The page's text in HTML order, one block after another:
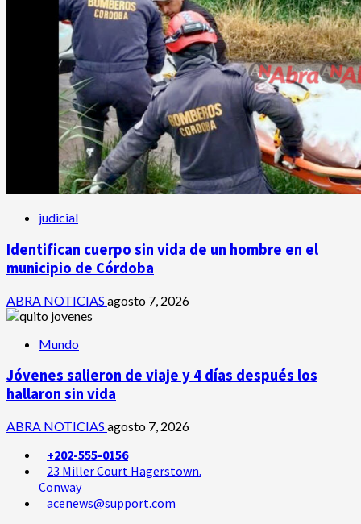
judicial
Identifican cuerpo sin vida de un hombre en el
municipio de Córdoba
ABRA NOTICIAS agosto 7, 2026
Mundo
Jóvenes salieron de viaje y 4 días después los
hallaron sin vida
ABRA NOTICIAS agosto 7, 2026
+202-555-0156
23 Miller Court Hagerstown.
Conway
acenews@support.com